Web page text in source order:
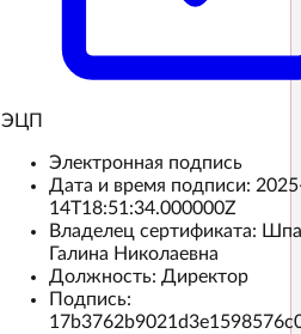
ЭЦП️
Электронная подпись
Дата и время подписи:
14T18:51:34.000000Z
Владелец сертификата:
Галина Николаевна
Должность: Директор
Подпись: